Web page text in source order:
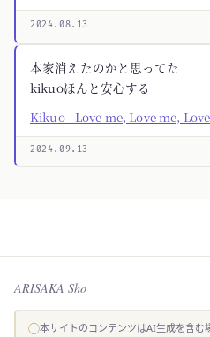
2024.08.13
本家消えたのかと思ってた
kikuoほんと安心する
Kikuo - Love me, Love me,
2024.09.13
ARISAKA Sho
ⓘ本サイトのコンテンツはAI生成を含